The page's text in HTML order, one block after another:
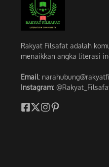
Rakyat Filsafat adalah
menaikkan angka literasi
Email:
Instagram: